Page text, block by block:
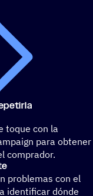
toque con la
para obtener
comprador.
problemas con el
identificar dónde